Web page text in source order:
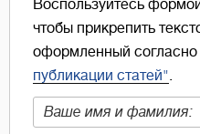
Воспользуйтесь
чтобы прикрепить
оформленный согласно
публикации статей".